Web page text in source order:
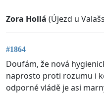
Zora Hollá (Újezd u
#1864
Doufám, že nová
naprosto proti rozumu i
odporné vládě je asi